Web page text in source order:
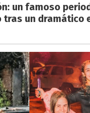
un famoso
tras un dramático